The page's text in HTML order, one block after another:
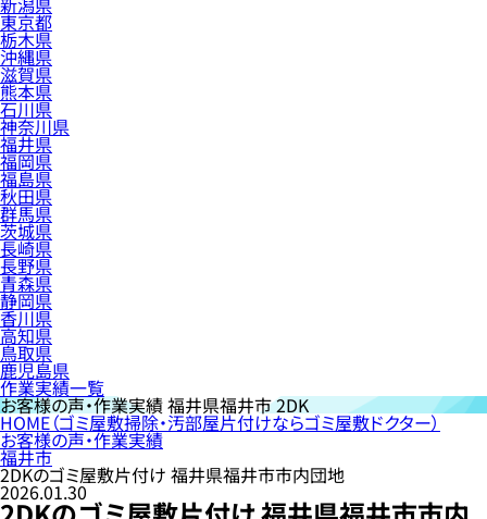
東京都
栃木県
沖縄県
滋賀県
熊本県
石川県
神奈川県
福井県
福岡県
福島県
秋田県
群馬県
茨城県
長崎県
長野県
青森県
静岡県
香川県
高知県
鳥取県
鹿児島県
作業実績一覧
お客様の声・作業実績福井県福井市 2DK
HOME（ゴミ屋敷掃除・汚部屋片付けならゴミ屋敷ドクター）
お客様の声・作業実績
福井市
2DKのゴミ屋敷片付け 福井県福井市市内団地
2026.01.30